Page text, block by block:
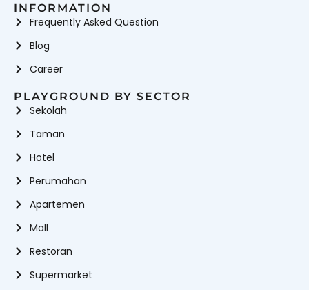
INFORMATION
Frequently Asked Question
Blog
Career
PLAYGROUND BY SECTOR
Sekolah
Taman
Hotel
Perumahan
Apartemen
Mall
Restoran
Supermarket